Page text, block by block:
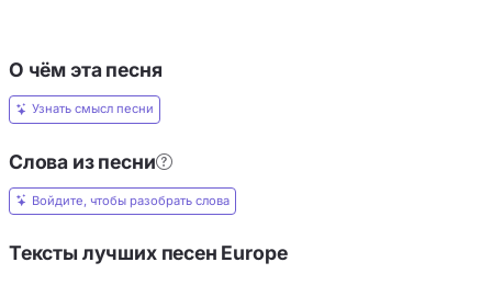
О чём эта песня
Узнать смысл песни
Слова из песни
Войдите, чтобы разобрать слова
Тексты лучших песен Europe